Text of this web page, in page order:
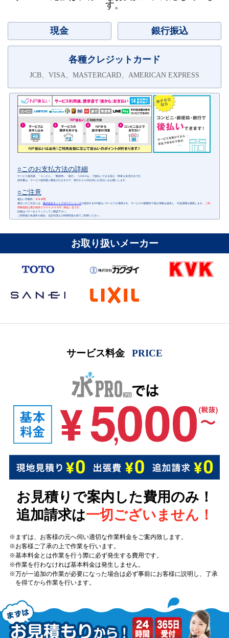
す。
現金 銀行振込
各種クレジットカード
JCB、VISA、MASTERCARD、AMERICAN EXPRESS
○このお支払方法の詳細
サービス提供後、「コンビニ」「郵便局」「銀行」「LINE Pay」で後払いできる安心・簡単な決済方法です。
請求書は、サービス提供後に郵送されますので、発行から14日以内にお支払いをお願いします。
○ご注意
後払い手数料： ２０９円
後払いのご注文には、
株式会社ネットプロテクションズの提供するNP後払いサービスが適用され、サービスの範囲内で個人情報を提供し、代金債権を譲渡します。ご利
用限度額は累計残高で３００,０００円（税込）迄です。
詳細はバナーをクリックしてご確認下さい。
ご利用者が未成年の場合、法定代理人の利用同意を得てご利用ください。
お取り扱いメーカー
サービス料金 PRICE
お見積りで案内した費用のみ！
追加請求は一切ございません！
まずは、お客様の元へ伺い適切な作業料金をご案内致します。
お客様ご了承の上で作業を行います。
基本料金とは作業を行う際に必ず発生する費用です。
作業を行わなければ基本料金は発生しません。
万が一追加の作業が必要になった場合は必ず事前にお客様に説明し、了承
を得てから作業を行います。